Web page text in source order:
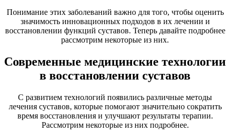
Понимание этих заболеваний важно для того, чтобы оценить
значимость инновационных подходов в их лечении и
восстановлении функций суставов. Теперь давайте подробнее
рассмотрим некоторые из них.
Современные медицинские технологии
в восстановлении суставов
С развитием технологий появились различные методы
лечения суставов, которые помогают значительно сократить
время восстановления и улучшают результаты терапии.
Рассмотрим некоторые из них подробнее.